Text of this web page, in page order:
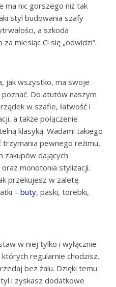
ma nic gorszego niż tak
styl budowania szafy
a szkoda
miesiąc Ci się „odwidzi”.
jak wszystko, ma swoje
Do atutów naszym
w szafie, łatwość i
a także połączenie
klasyką. Wadami takiego
pewnego reżimu,
zakupów dających
monotonia stylizacji.
przekujesz w zaletę
– buty, paski, torebki,
w niej tylko i wyłącznie
regularnie chodzisz.
bez żalu. Dzięki temu
i zyskasz dodatkowe